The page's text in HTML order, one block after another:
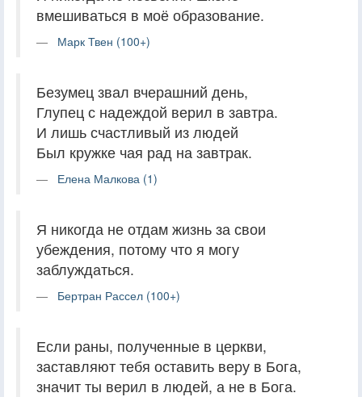
вмешиваться в моё образование.
Марк Твен (100+)
Безумец звал вчерашний день,
Глупец с надеждой верил в завтра.
И лишь счастливый из людей
Был кружке чая рад на завтрак.
Елена Малкова (1)
Я никогда не отдам жизнь за свои
убеждения, потому что я могу
заблуждаться.
Бертран Рассел (100+)
Если раны, полученные в церкви,
заставляют тебя оставить веру в Бога,
значит ты верил в людей, а не в Бога.